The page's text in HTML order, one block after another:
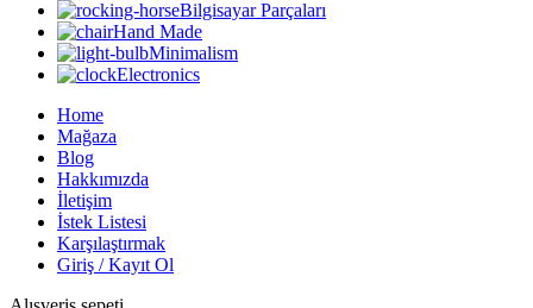
Bilgisayar Parçaları
Hand Made
Minimalism
Electronics
Home
Mağaza
Blog
Hakkımızda
İletişim
İstek Listesi
Karşılaştırmak
Giriş / Kayıt Ol